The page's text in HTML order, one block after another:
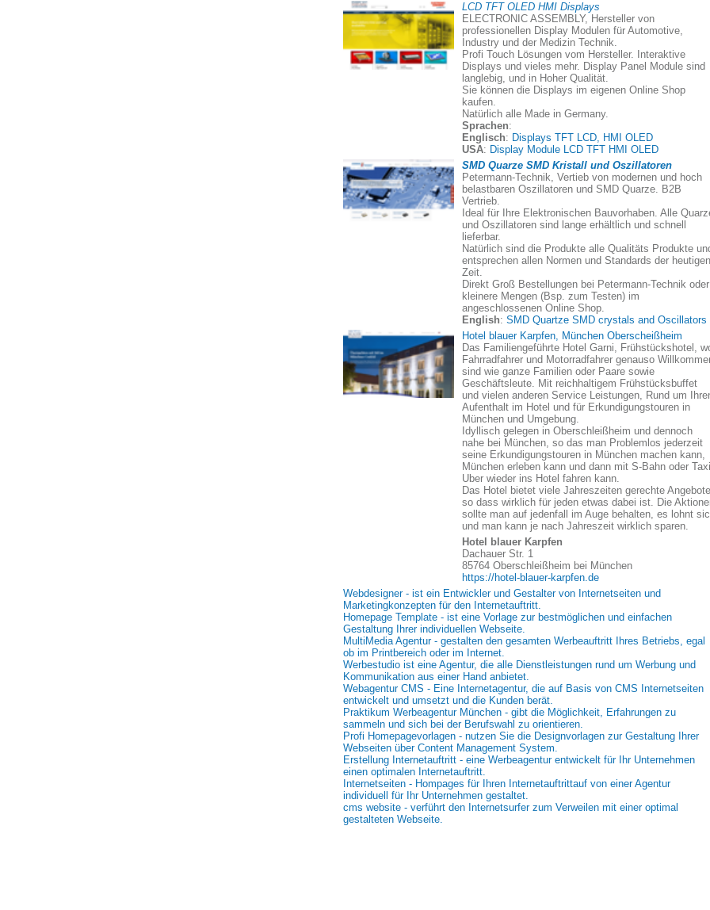
LCD TFT OLED HMI Displays
ELECTRONIC ASSEMBLY, Hersteller von
professionellen Display Modulen für Automotive,
Industry und der Medizin Technik.
Profi Touch Lösungen vom Hersteller. Interaktive
Displays und vieles mehr. Display Panel Module sind
langlebig, und in Hoher Qualität.
Sie können die Displays im eigenen Online Shop
kaufen.
Natürlich alle Made in Germany.
Sprachen:
Englisch: Displays TFT LCD, HMI OLED
USA: Display Module LCD TFT HMI OLED
SMD Quarze SMD Kristall und Oszillatoren
Petermann-Technik, Vertieb von modernen und hoch
belastbaren Oszillatoren und SMD Quarze. B2B
Vertrieb.
Ideal für Ihre Elektronischen Bauvorhaben. Alle
und Oszillatoren sind lange erhältlich und schnell
lieferbar.
Natürlich sind die Produkte alle Qualitäts Produkte
entsprechen allen Normen und Standards der heutigen
Zeit.
Direkt Groß Bestellungen bei Petermann-Technik oder
kleinere Mengen (Bsp. zum Testen) im
angeschlossenen Online Shop.
English: SMD Quartze SMD crystals and Oscillators
Hotel blauer Karpfen, München Oberscheißheim
Das Familiengeführte Hotel Garni, Frühstückshotel,
Fahrradfahrer und Motorradfahrer genauso
sind wie ganze Familien oder Paare sowie
Geschäftsleute. Mit reichhaltigem Frühstücksbuffet
und vielen anderen Service Leistungen, Rund um
Aufenthalt im Hotel und für Erkundigungstouren in
München und Umgebung.
Idyllisch gelegen in Oberschleißheim und dennoch
nahe bei München, so das man Problemlos jederzeit
seine Erkundigungstouren in München machen kann,
München erleben kann und dann mit S-Bahn oder
Uber wieder ins Hotel fahren kann.
Das Hotel bietet viele Jahreszeiten gerechte
so dass wirklich für jeden etwas dabei ist. Die
sollte man auf jedenfall im Auge behalten, es lohnt
und man kann je nach Jahreszeit wirklich sparen.
Hotel blauer Karpfen
Dachauer Str. 1
85764 Oberschleißheim bei München
https://hotel-blauer-karpfen.de
Webdesigner - ist ein Entwickler und Gestalter von Internetseiten und
Marketingkonzepten für den Internetauftritt.
Homepage Template - ist eine Vorlage zur bestmöglichen und einfachen
Gestaltung Ihrer individuellen Webseite.
MultiMedia Agentur - gestalten den gesamten Werbeauftritt Ihres Betriebs, egal
ob im Printbereich oder im Internet.
Werbestudio ist eine Agentur, die alle Dienstleistungen rund um Werbung und
Kommunikation aus einer Hand anbietet.
Webagentur CMS - Eine Internetagentur, die auf Basis von CMS Internetseiten
entwickelt und umsetzt und die Kunden berät.
Praktikum Werbeagentur München - gibt die Möglichkeit, Erfahrungen zu
sammeln und sich bei der Berufswahl zu orientieren.
Profi Homepagevorlagen - nutzen Sie die Designvorlagen zur Gestaltung Ihrer
Webseiten über Content Management System.
Erstellung Internetauftritt - eine Werbeagentur entwickelt für Ihr Unternehmen
einen optimalen Internetauftritt.
Internetseiten - Hompages für Ihren Internetauftrittauf von einer Agentur
individuell für Ihr Unternehmen gestaltet.
cms website - verführt den Internetsurfer zum Verweilen mit einer optimal
gestalteten Webseite.